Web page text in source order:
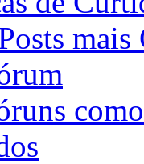
mais